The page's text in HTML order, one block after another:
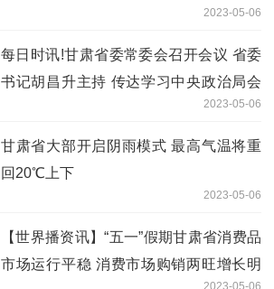
2023-05-06
每日时讯!甘肃省委常委会召开会议 省委
书记胡昌升主持 传达学习中央政治局会
议精神 分析研究当前全省经济形势和经
济工作
2023-05-06
甘肃省大部开启阴雨模式 最高气温将重
回20℃上下
2023-05-06
【世界播资讯】“五一”假期甘肃省消费品
市场运行平稳 消费市场购销两旺增长明
2023-05-06